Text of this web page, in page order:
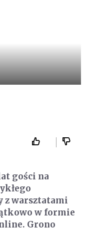
gości na
z warsztatami
w formie
Grono